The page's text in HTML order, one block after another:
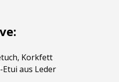
Korkfett
aus Leder